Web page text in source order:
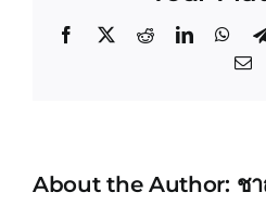
Facebook
X RedditLinkedIn
About the Author: ช